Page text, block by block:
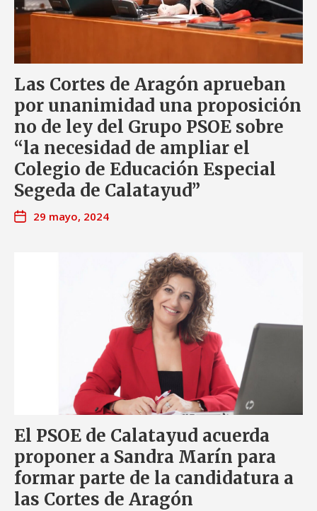
Las Cortes de Aragón aprueban
por unanimidad una proposición
no de ley del Grupo PSOE sobre
“la necesidad de ampliar el
Colegio de Educación Especial
Segeda de Calatayud”
29 mayo, 2024
El PSOE de Calatayud acuerda
proponer a Sandra Marín para
formar parte de la candidatura a
las Cortes de Aragón